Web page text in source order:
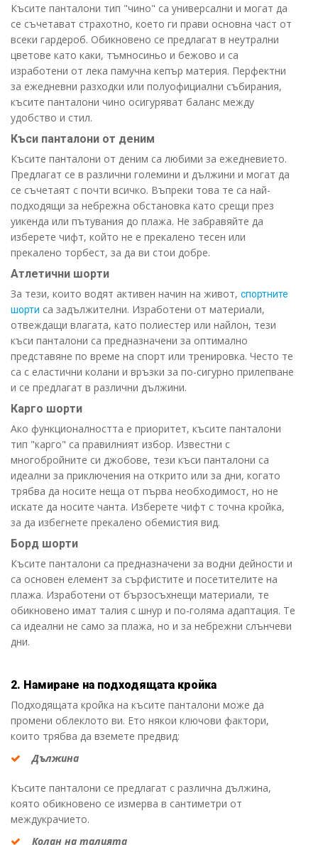
Късите панталони тип "чино" са универсални и могат да
се съчетават страхотно, което ги прави основна част от
всеки гардероб. Обикновено се предлагат в неутрални
цветове като каки, тъмносиньо и бежово и са
изработени от лека памучна кепър материя. Перфектни
за ежедневни разходки или полуофициални събирания,
късите панталони чино осигуряват баланс между
удобство и стил.
Къси панталони от деним
Късите панталони от деним са любими за ежедневието.
Предлагат се в различни големини и дължини и могат да
се съчетаят с почти всичко. Въпреки това те са най-
подходящи за небрежна обстановка като срещи през
уикенда или пътувания до плажа. Не забравяйте да
изберете чифт, който не е прекалено тесен или
прекалено торбест, за да ви стои добре.
Атлетични шорти
За тези, които водят активен начин на живот, спортните
шорти са задължителни. Изработени от материали,
отвеждащи влагата, като полиестер или найлон, тези
къси панталони са предназначени за оптимално
представяне по време на спорт или тренировка. Често те
са с еластични колани и връзки за по-сигурно прилепване
и се предлагат в различни дължини.
Карго шорти
Ако функционалността е приоритет, късите панталони
тип "карго" са правилният избор. Известни с
многобройните си джобове, тези къси панталони са
идеални за приключения на открито или за дни, когато
трябва да носите неща от първа необходимост, но не
искате да носите чанта. Изберете чифт с точна кройка,
за да избегнете прекалено обемистия вид.
Борд шорти
Късите панталони са предназначени за водни дейности и
са основен елемент за сърфистите и посетителите на
плажа. Изработени от бързосъхнещи материали, те
обикновено имат талия с шнур и по-голяма адаптация. Те
са идеални не само за плажа, но и за небрежни слънчеви
дни.
2. Намиране на подходящата кройка
Подходящата кройка на късите панталони може да
промени облеклото ви. Ето някои ключови фактори,
които трябва да вземете предвид:
Дължина
Късите панталони се предлагат с различна дължина,
която обикновено се измерва в сантиметри от
междукрачието.
Колан на талията